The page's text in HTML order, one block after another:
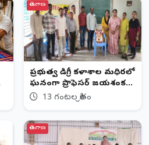
తెలంగాణ
ప్రభుత్వ డిగ్రీ కళాశాల మధిరలో
ఘనంగా ప్రొఫెసర్ జయశంకర్
జయంతి వేడుకలు
13 గంటల క్రితం
తెలంగాణ